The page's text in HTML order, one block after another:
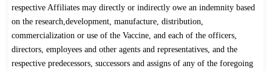
respective Affiliates may directly or indirectly owe an indemnity based
on the research,development, manufacture, distribution,
commercialization or use of the Vaccine, and each of the officers,
directors, employees and other agents and representatives, and the
respective predecessors, successors and assigns of any of the foregoing